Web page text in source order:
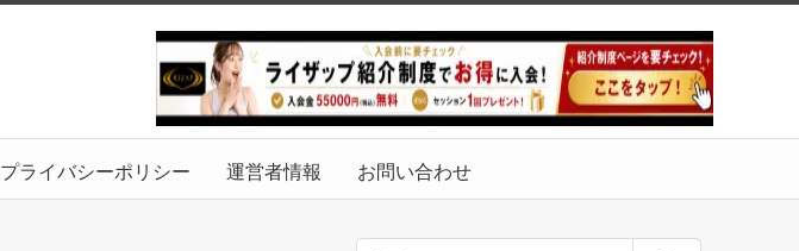
プライバシーポリシー 運営者情報 お問い合わせ